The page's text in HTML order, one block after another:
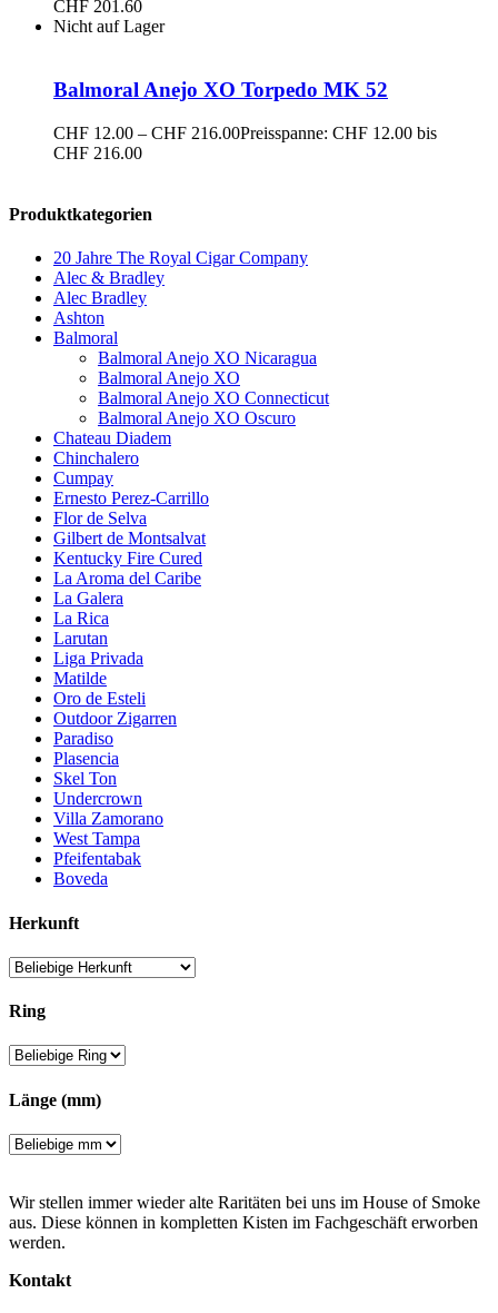
CHF 201.60
Nicht auf Lager
Balmoral Anejo XO Torpedo MK 52
CHF 12.00 – CHF 216.00Preisspanne: CHF 12.00 bis
CHF 216.00
Produktkategorien
20 Jahre The Royal Cigar Company
Alec & Bradley
Alec Bradley
Ashton
Balmoral
Balmoral Anejo XO Nicaragua
Balmoral Anejo XO
Balmoral Anejo XO Connecticut
Balmoral Anejo XO Oscuro
Chateau Diadem
Chinchalero
Cumpay
Ernesto Perez-Carrillo
Flor de Selva
Gilbert de Montsalvat
Kentucky Fire Cured
La Aroma del Caribe
La Galera
La Rica
Larutan
Liga Privada
Matilde
Oro de Esteli
Outdoor Zigarren
Paradiso
Plasencia
Skel Ton
Undercrown
Villa Zamorano
West Tampa
Pfeifentabak
Boveda
Herkunft
Ring
Länge (mm)
Wir stellen immer wieder alte Raritäten bei uns im House of Smoke
aus. Diese können in kompletten Kisten im Fachgeschäft erworben
werden.
Kontakt